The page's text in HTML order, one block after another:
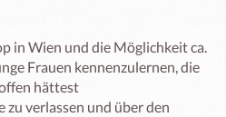
Frauen kennenzulernen, die
hättest